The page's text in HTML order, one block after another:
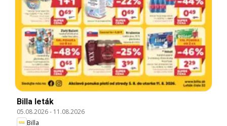
Billa leták
05.08.2026- 11.08.2026
Billa